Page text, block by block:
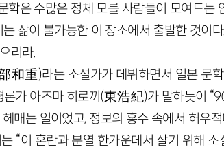
학은 수많은 정체 모를 사람들이 모여드는
삶이 불가능한 이 장소에서 출발한 것이
리라.
重)라는 소설가가 데뷔하면서 일본 문학
론가 아즈마 히로끼(東浩紀)가 말하듯이
매는 일이었고, 정보의 홍수 속에서 허우
“이 혼란과 분열 한가운데서 살기 위해 소